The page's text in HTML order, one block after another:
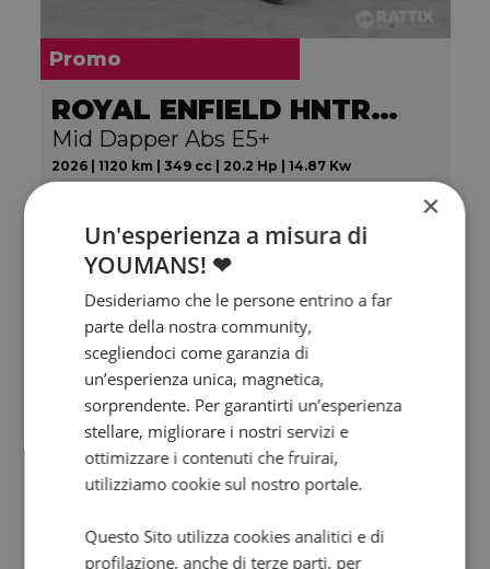
Promo
ROYAL ENFIELD HNTR 350
Mid Dapper Abs E5+
2026 | 1120 km | 349 cc | 20.2 Hp | 14.87 Kw
3.990 €79
Valore futuro garantito
×
Un'esperienza a misura di
YOUMANS! ❤
Desideriamo che le persone entrino a far
parte della nostra community,
scegliendoci come garanzia di
un’esperienza unica, magnetica,
sorprendente. Per garantirti un’esperienza
stellare, migliorare i nostri servizi e
ottimizzare i contenuti che fruirai,
utilizziamo cookie sul nostro portale.
Questo Sito utilizza cookies analitici e di
profilazione, anche di terze parti, per